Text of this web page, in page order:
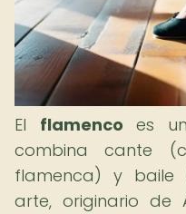
El flamenco es
combina cante
flamenca) y baile
arte, originario de